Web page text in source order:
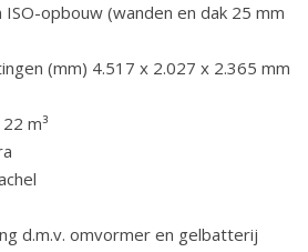
ISO-opbouw (wanden en dak 25 mm
(mm) 4.517 x 2.027 x 2.365 mm
m³
d.m.v. omvormer en gelbatterij